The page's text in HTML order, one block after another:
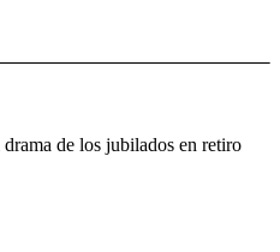
de los jubilados en retiro